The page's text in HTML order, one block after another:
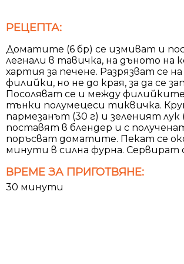
РЕЦЕПТА:
Доматите (6 бр) се измиват и
легнали в тавичка, на дъното на
хартия за печене. Разрязват се
филийки, но не до края, за да се
Посоляват се и между
тънки полумецеси тиквичка.
пармезанът (30 г) и зеленият лук
поставят в блендер и с
поръсват доматите. Пекат се
минути в силна фурна. Сервират
ВРЕМЕ ЗА ПРИГОТВЯНЕ:
30 минути